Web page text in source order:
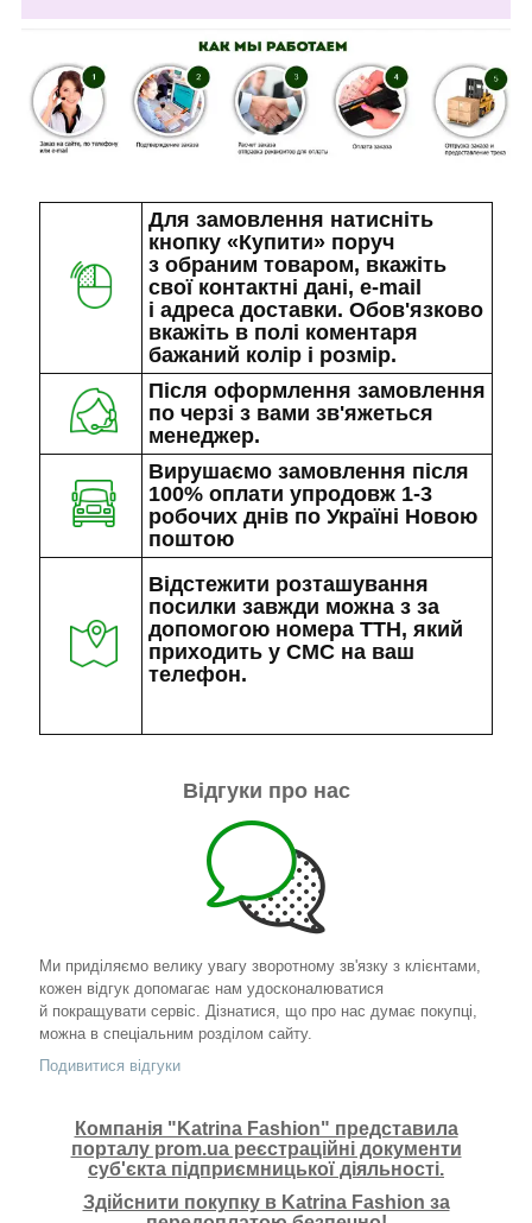
Для замовлення натисніть
кнопку «Купити» поруч
з обраним товаром, вкажіть
свої контактні дані, e-mail
і адреса доставки. Обов'язково
вкажіть в полі коментаря
бажаний колір і розмір.
Після оформлення замовлення
по черзі з вами зв'яжеться
менеджер.
Вирушаємо замовлення після
100% оплати упродовж 1-3
робочих днів по Україні Новою
поштою
Відстежити розташування
посилки завжди можна з за
допомогою номера ТТН, який
приходить у СМС на ваш
телефон.
Відгуки про нас
Ми приділяємо велику увагу зворотному зв'язку з клієнтами,
кожен відгук допомагає нам удосконалюватися
й покращувати сервіс. Дізнатися, що про нас думає покупці,
можна в спеціальним розділом сайту.
Подивитися відгуки
Компанія "Katrina Fashion" представила
порталу prom.ua реєстраційні документи
суб'єкта підприємницької діяльності.
Здійснити покупку в Katrina Fashion за